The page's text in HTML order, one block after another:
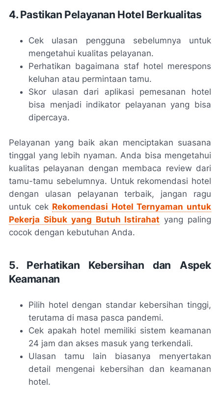
4. Pastikan Pelayanan Hotel Berkualitas
Cek ulasan pengguna sebelumnya untuk
mengetahui kualitas pelayanan.
Perhatikan bagaimana staf hotel merespons
keluhan atau permintaan tamu.
Skor ulasan dari aplikasi pemesanan hotel
bisa menjadi indikator pelayanan yang bisa
dipercaya.
Pelayanan yang baik akan menciptakan suasana
tinggal yang lebih nyaman. Anda bisa mengetahui
kualitas pelayanan dengan membaca review dari
tamu-tamu sebelumnya. Untuk rekomendasi hotel
dengan ulasan pelayanan terbaik, jangan ragu
untuk cek Rekomendasi Hotel Ternyaman untuk
Pekerja Sibuk yang Butuh Istirahat yang paling
cocok dengan kebutuhan Anda.
5. Perhatikan Kebersihan dan Aspek
Keamanan
Pilih hotel dengan standar kebersihan tinggi,
terutama di masa pasca pandemi.
Cek apakah hotel memiliki sistem keamanan
24 jam dan akses masuk yang terkendali.
Ulasan tamu lain biasanya menyertakan
detail mengenai kebersihan dan keamanan
hotel.